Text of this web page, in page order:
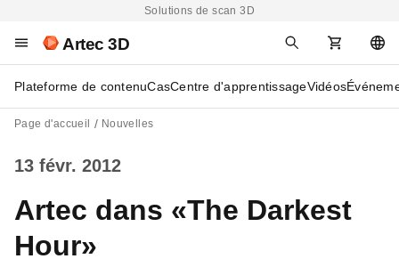
Solutions de scan 3D
Artec 3D
Plateforme de contenuCasCentre d'apprentissageVidéos
Page d'accueil Nouvelles
13 févr. 2012
Artec dans «The Darkest
Hour»